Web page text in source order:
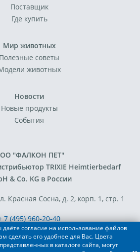
Поставщик
Где купить
Мир животных
Полезные советы
животных
Новости
Новые продукты
События
"ФАЛКОН ПЕТ"
TRIXIE Heimtierbedarf
& Co. KG в России
Красная Сосна, д. 2, корп. 1, стр. 1
7 (495) 960-20-40
7 (495) 122-25-18
согласие на использование файлов
сделать его удобнее для Вас. Цвета
в каталоге сайта, могут